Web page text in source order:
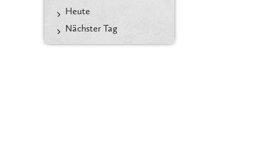
Heute
Nächster Tag